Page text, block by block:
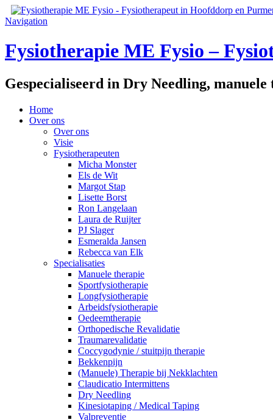
Navigation
Fysiotherapie ME Fysio –
Gespecialiseerd in Dry Needling,
Home
Over ons
Over ons
Visie
Fysiotherapeuten
Micha Monster
Els de Wit
Margot Stap
Lisette Borst
Ron Langelaan
Laura de Ruijter
PJ Slager
Esmeralda Jansen
Rebecca van Elk
Specialisaties
Manuele therapie
Sportfysiotherapie
Longfysiotherapie
Arbeidsfysiotherapie
Oedeemtherapie
Orthopedische Revalidatie
Traumarevalidatie
Coccygodynie / stuitpijn therapie
Bekkenpijn
(Manuele) Therapie bij Nekklachten
Claudicatio Intermittens
Dry Needling
Kinesiotaping / Medical Taping
Valpreventie